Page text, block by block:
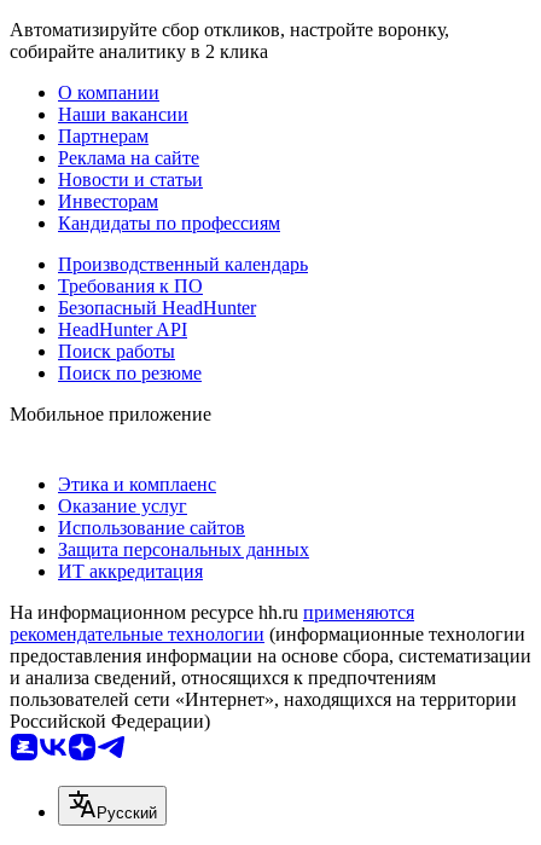
Автоматизируйте сбор откликов, настройте воронку,
собирайте аналитику в 2 клика
О компании
Наши вакансии
Партнерам
Реклама на сайте
Новости и статьи
Инвесторам
Кандидаты по профессиям
Производственный календарь
Требования к ПО
Безопасный HeadHunter
HeadHunter API
Поиск работы
Поиск по резюме
Мобильное приложение
Этика и комплаенс
Оказание услуг
Использование сайтов
Защита персональных данных
ИТ аккредитация
На информационном ресурсе hh.ru применяются
рекомендательные технологии (информационные технологии
предоставления информации на основе сбора, систематизации
и анализа сведений, относящихся к предпочтениям
пользователей сети «Интернет», находящихся на территории
Российской Федерации)
Русский